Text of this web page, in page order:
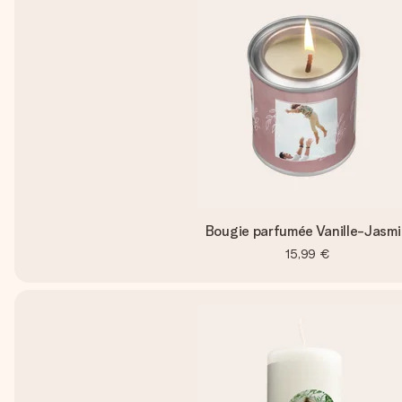
Bougie parfumée Vanille-
15,99 €